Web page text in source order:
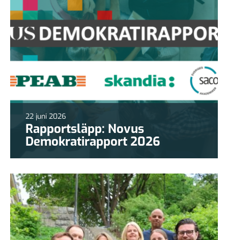
22 juni 2026
Rapportsläpp: Novus
Demokratirapport 2026